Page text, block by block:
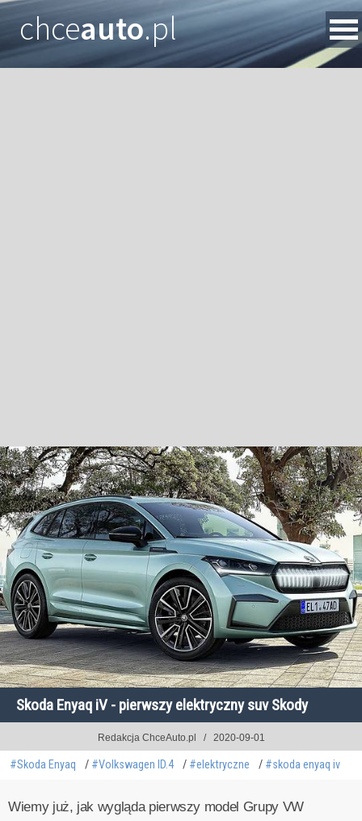
chceauto.pl
Skoda Enyaq iV - pierwszy elektryczny suv Skody
Redakcja ChceAuto.pl 2020-09-01
#Skoda Enyaq #Volkswagen ID.4 #elektryczne #skoda enyaq iv
Wiemy już, jak wygląda pierwszy model Grupy VW